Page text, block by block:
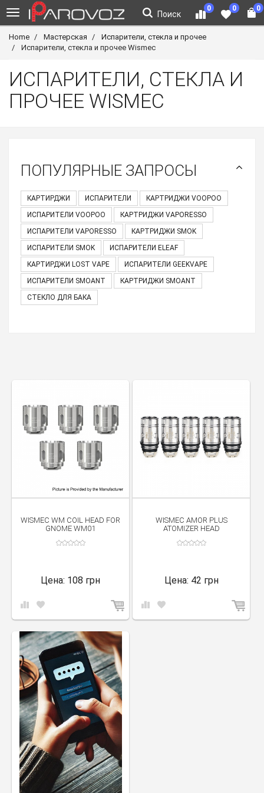
Поиск
0 0 0
Home Мастерская
Испарители, стекла и прочее
Испарители, стекла и прочее Wismec
ИСПАРИТЕЛИ, СТЕКЛА И
ПРОЧЕЕ WISMEC
ПОПУЛЯРНЫЕ ЗАПРОСЫ
КАРТИРДЖИ ИСПАРИТЕЛИ
КАРТРИДЖИ VOOPOO
ИСПАРИТЕЛИ VOOPOO
КАРТРИДЖИ VAPORESSO
ИСПАРИТЕЛИ VAPORESSO
КАРТРИДЖИ SMOK
ИСПАРИТЕЛИ SMOK
ИСПАРИТЕЛИ ELEAF
КАРТИРДЖИ LOST VAPE
ИСПАРИТЕЛИ GEEKVAPE
ИСПАРИТЕЛИ SMOANT
КАРТРИДЖИ SMOANT
СТЕКЛО ДЛЯ БАКА
WISMEC WM COIL HEAD FOR
GNOME WM01
Цена: 108 грн
WISMEC AMOR PLUS
ATOMIZER HEAD
Цена: 42 грн